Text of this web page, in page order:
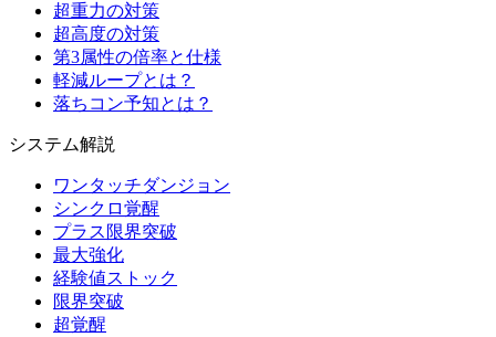
超重力の対策
超高度の対策
第3属性の倍率と仕様
軽減ループとは？
落ちコン予知とは？
システム解説
ワンタッチダンジョン
シンクロ覚醒
プラス限界突破
最大強化
経験値ストック
限界突破
超覚醒